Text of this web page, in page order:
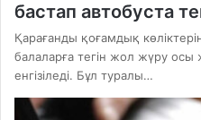
бастап автобуста
Қарағанды қоғамдық
балаларға тегін жол жүру
енгізіледі. Бұл туралы…